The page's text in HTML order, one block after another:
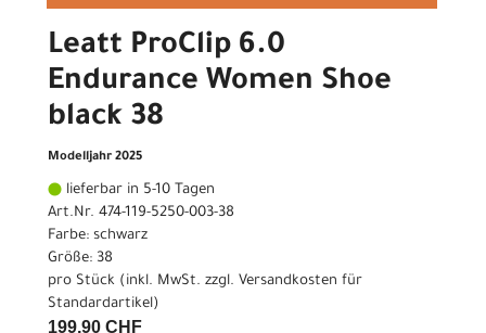
Leatt ProClip 6.0
Endurance Women Shoe
black 38
Modelljahr 2025
lieferbar in 5-10 Tagen
Art.Nr. 474-119-5250-003-38
Farbe: schwarz
Größe: 38
pro Stück (inkl. MwSt. zzgl. Versandkosten für
Standardartikel)
199,90 CHF